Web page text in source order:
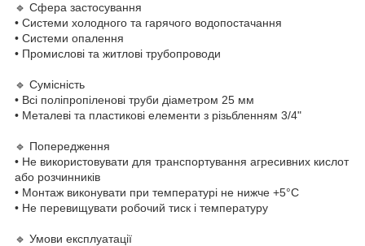
🔹 Сфера застосування
• Системи холодного та гарячого водопостачання
• Системи опалення
• Промислові та житлові трубопроводи
🔹 Сумісність
• Всі поліпропіленові труби діаметром 25 мм
• Металеві та пластикові елементи з різьбленням 3/4"
🔹 Попередження
• Не використовувати для транспортування агресивних кислот
або розчинників
• Монтаж виконувати при температурі не нижче +5°C
• Не перевищувати робочий тиск і температуру
🔹 Умови експлуатації